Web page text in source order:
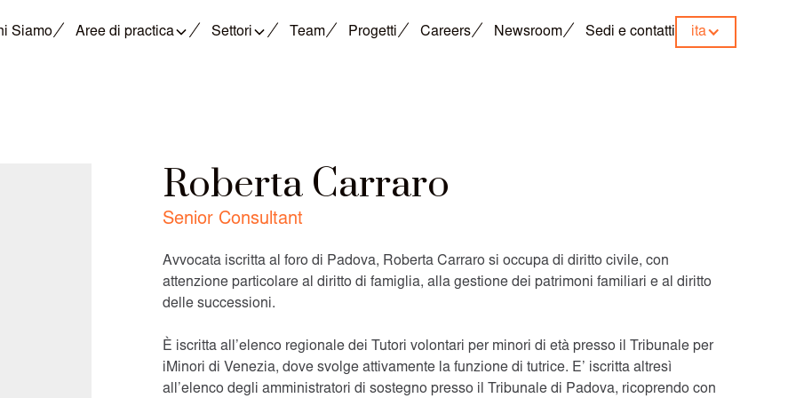
Siamo Aree di practica Settori Team Progetti Careers Newsroom Sedi e contatti ita
Roberta Carraro
Senior Consultant
Avvocata iscritta al foro di Padova, Roberta Carraro si occupa di diritto civile, con
attenzione particolare al diritto di famiglia, alla gestione dei patrimoni familiari e al diritto
delle successioni.
È iscritta all’elenco regionale dei Tutori volontari per minori di età presso il Tribunale per
iMinori di Venezia, dove svolge attivamente la funzione di tutrice. E’ iscritta altresì
all’elenco degli amministratori di sostegno presso il Tribunale di Padova, ricoprendo con